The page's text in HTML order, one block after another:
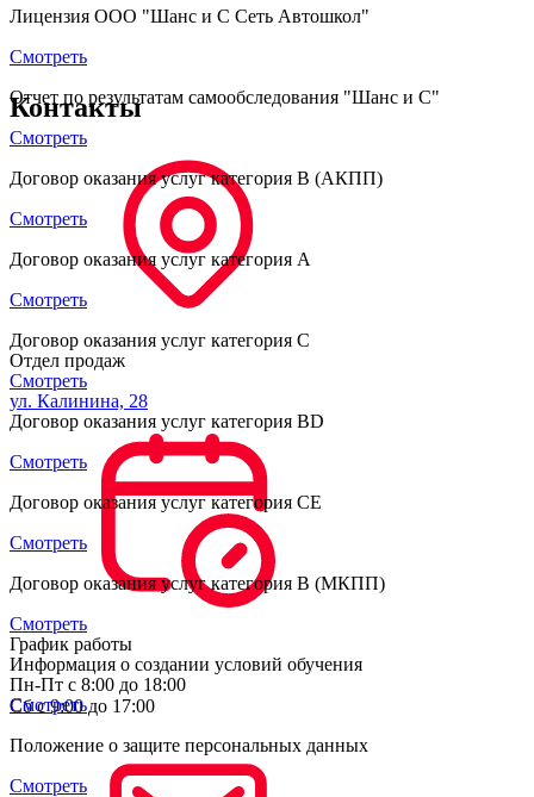
Лицензия ООО "Шанс и С Сеть Автошкол"
Смотреть
Отчет по результатам самообследования "Шанс и С"
Смотреть
Договор оказания услуг категория B (АКПП)
Смотреть
Договор оказания услуг категория A
Смотреть
Договор оказания услуг категория С
Смотреть
Договор оказания услуг категория BD
Смотреть
Договор оказания услуг категория CE
Смотреть
Договор оказания услуг категория B (МКПП)
Смотреть
Информация о создании условий обучения
Смотреть
Положение о защите персональных данных
Смотреть
Контакты
Отдел продаж
ул. Калинина, 28
График работы
Пн-Пт с 8:00 до 18:00
Сб с 9:00 до 17:00